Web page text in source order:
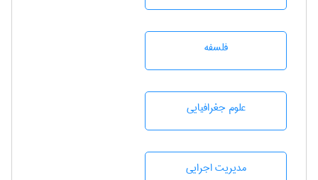
فلسفه
علوم جغرافيايی
مديريت اجرايی